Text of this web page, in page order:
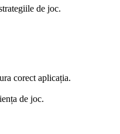
de joc.
corect aplicația.
de joc.